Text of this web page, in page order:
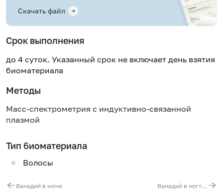
Скачать файл
Срок выполнения
до 4 суток. Указанный срок не включает день взятия
биоматериала
Методы
Масс-спектрометрия с индуктивно-связанной
плазмой
Тип биоматериала
Волосы
Ванадий в моче Ванадий в ногтях